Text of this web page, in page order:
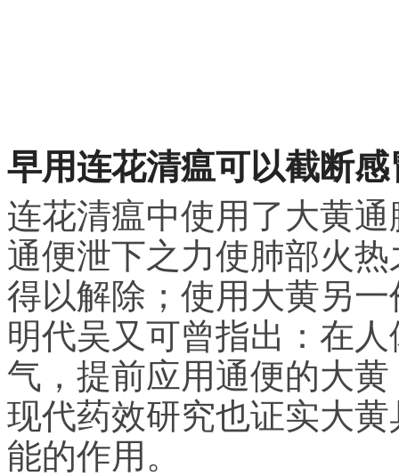
早用连花清瘟可以截断
连花清瘟中使用了大黄
通便泄下之力使肺部火
得以解除；使用大黄另
明代吴又可曾指出：在
气，提前应用通便的大
现代药效研究也证实大
能的作用。